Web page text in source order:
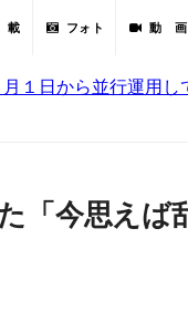
載 フォト 動 画
日から並行運用し
「今思えば